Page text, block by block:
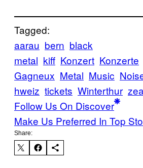
Tagged:
aarau bern black
metal kiff Konzert Konzerte
Gagneux Metal Music
hweiz tickets Winterthur
Follow Us On Discover
Make Us Preferred In Top
Share: